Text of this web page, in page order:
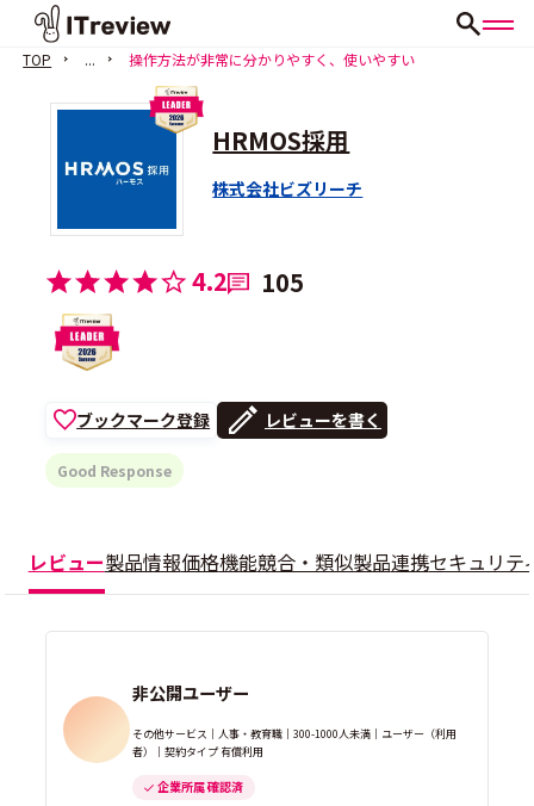
TOP ... 操作方法が非常に分かりやすく、使いやすい
HRMOS採用
株式会社ビズリーチ
4.2 105
ブックマーク登録 レビューを書く
Good Response
レビュー製品情報価格機能競合・類似製品連携セキュリテ
非公開ユーザー
その他サービス｜人事・教育職｜300-1000人未満｜ユーザー（利用
者）｜契約タイプ 有償利用
企業所属 確認済